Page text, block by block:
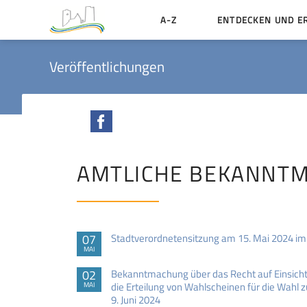
A-Z ENTDECKEN UND
Veröffentlichungen
AMTLICHE
07
MAI
Stadtverordnetensitzung am 15. Mai 2024
02
MAI
Bekanntmachung über das Recht auf
die Erteilung von Wahlscheinen für die Wahl
9. Juni 2024